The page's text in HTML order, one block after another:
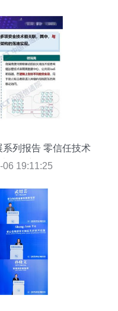
列报告 零信任技术
开发新纪元
19:11:25